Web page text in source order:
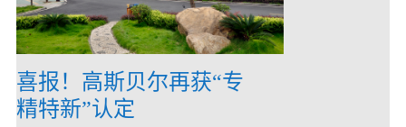
喜报！高斯贝尔再获“专
精特新”认定